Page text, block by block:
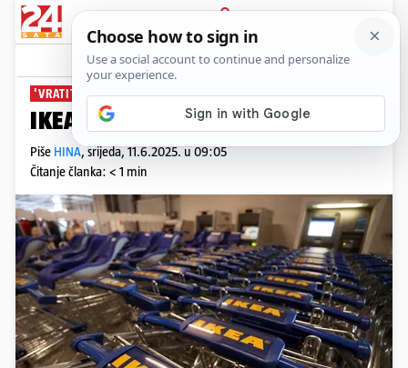
PRIJAVA
News Komentari
'VRATITE JU'
IKEA povlači prešu za češnjak
Piše HINA,srijeda, 11.6.2025. u 09:05
Čitanje članka: < 1 min